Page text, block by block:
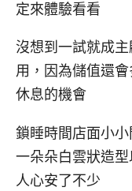
定來體驗看看
沒想到一試就成
用，因為儲值還
休息的機會
鎖睡時間店面小
一朵朵白雲狀造
人心安了不少